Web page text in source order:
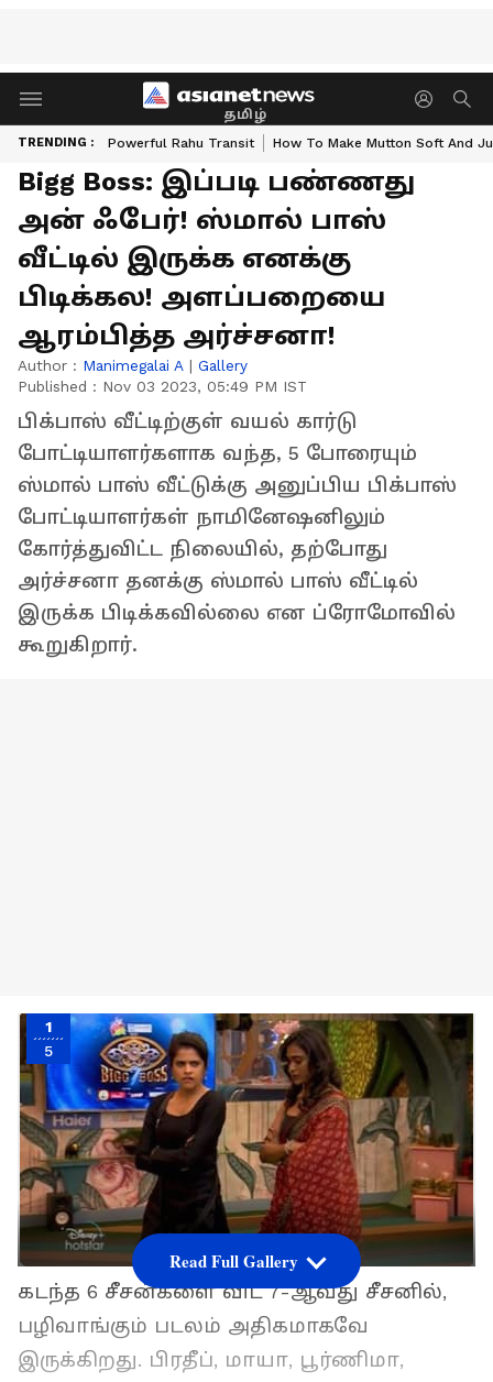
தமிழ்
TRENDING : Powerful Rahu Transit How To Make Mutton Soft And
Bigg Boss: இப்படி பண்ணது
அன் ஃபேர்! ஸ்மால் பாஸ்
வீட்டில் இருக்க எனக்கு
பிடிக்கல! அளப்பறையை
ஆரம்பித்த அர்ச்சனா!
Author : Manimegalai A | Gallery
Published : Nov 03 2023, 05:49 PM IST
பிக்பாஸ் வீட்டிற்குள் வயல் கார்டு
போட்டியாளர்களாக வந்த, 5 போரையும்
ஸ்மால் பாஸ் வீட்டுக்கு அனுப்பிய பிக்பாஸ்
போட்டியாளர்கள் நாமினேஷனிலும்
கோர்த்துவிட்ட நிலையில், தற்போது
அர்ச்சனா தனக்கு ஸ்மால் பாஸ் வீட்டில்
இருக்க பிடிக்கவில்லை என ப்ரோமோவில்
கூறுகிறார்.
1
5
கடந்த 6 சீசன்களை விட 7-ஆவது சீசனில்,
பழிவாங்கும் படலம் அதிகமாகவே
இருக்கிறது. பிரதீப், மாயா, பூர்ணிமா,
Read Full Gallery